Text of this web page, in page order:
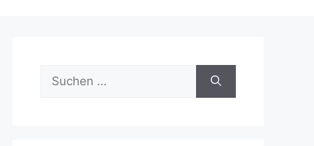
Suche
nach: